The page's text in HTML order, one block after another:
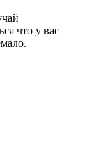
что у вас